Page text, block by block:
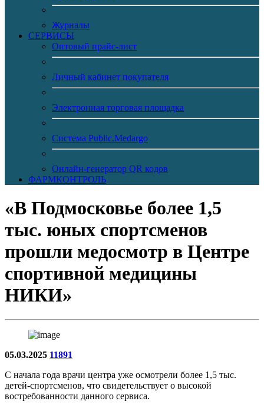
Журналы
CЕРВИСЫ
Оптовый прайс-лист
Личный кабинет покупателя
Электронная торговая площадка
Система Public.Medargo
Онлайн-генератор QR кодов
ФАРМКОНТРОЛЬ
«В Подмосковье более 1,5
тыс. юных спортсменов
прошли медосмотр в Центре
спортивной медицины
НИКИ»
05.03.2025 11891
С начала года врачи центра уже осмотрели более 1,5 тыс.
детей-спортсменов, что свидетельствует о высокой
востребованности данного сервиса.